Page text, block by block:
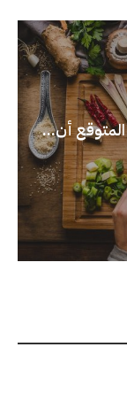
المتوقع أن...